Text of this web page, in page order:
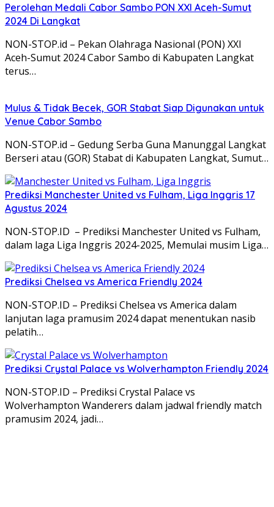
Perolehan Medali Cabor Sambo PON XXI Aceh-Sumut
2024 Di Langkat
NON-STOP.id – Pekan Olahraga Nasional (PON) XXI
Aceh-Sumut 2024 Cabor Sambo di Kabupaten Langkat
terus…
Mulus & Tidak Becek, GOR Stabat Siap Digunakan untuk
Venue Cabor Sambo
NON-STOP.id – Gedung Serba Guna Manunggal Langkat
Berseri atau (GOR) Stabat di Kabupaten Langkat, Sumut…
Prediksi Manchester United vs Fulham, Liga Inggris 17
Agustus 2024
NON-STOP.ID – Prediksi Manchester United vs Fulham,
dalam laga Liga Inggris 2024-2025, Memulai musim Liga…
Prediksi Chelsea vs America Friendly 2024
NON-STOP.ID – Prediksi Chelsea vs America dalam
lanjutan laga pramusim 2024 dapat menentukan nasib
pelatih…
Prediksi Crystal Palace vs Wolverhampton Friendly 2024
NON-STOP.ID – Prediksi Crystal Palace vs
Wolverhampton Wanderers dalam jadwal friendly match
pramusim 2024, jadi…